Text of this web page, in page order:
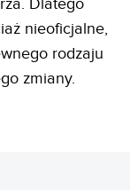
Dlatego
nieoficjalne,
rodzaju
zmiany.